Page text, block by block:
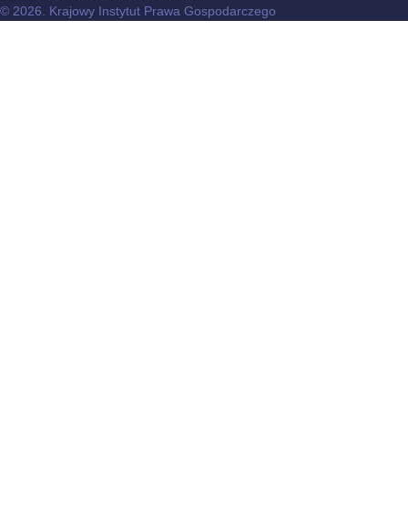
© 2026. Krajowy Instytut Prawa Gospodarczego